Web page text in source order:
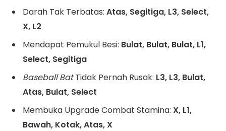
Darah Tak Terbatas: Atas, Segitiga, L3, Select,
X, L2
Mendapat Pemukul Besi: Bulat, Bulat, Bulat, L1,
Select, Segitiga
Baseball BatTidak Pernah Rusak: L3, L3, Bulat,
Atas, Bulat, Select
Membuka Upgrade Combat Stamina: X, L1,
Bawah, Kotak, Atas, X